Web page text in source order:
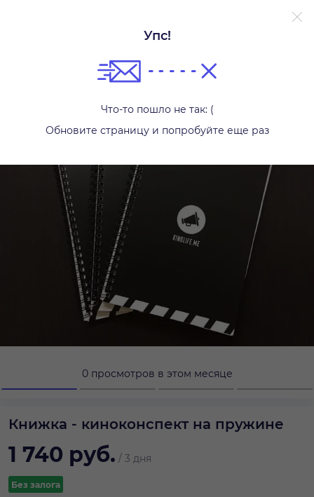
Упс!
Что-то пошло не так: (
Обновите страницу и попробуйте еще раз
0 просмотров в этом месяце
Книжка - киноконспект на пружине
1 740 руб. / 3 дня
Без залога